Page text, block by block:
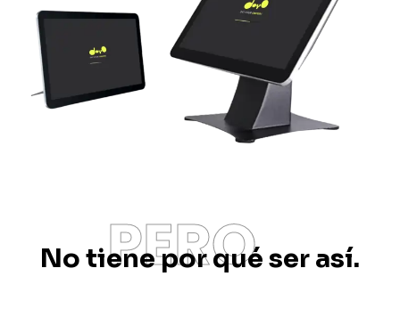
No tiene por qué ser así.
PERO